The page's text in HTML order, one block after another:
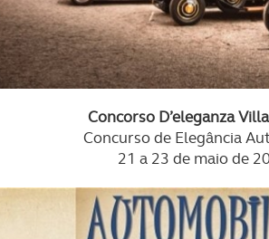
Concorso D’eleganza
Concurso de Elegância
21 a 23 de maio de